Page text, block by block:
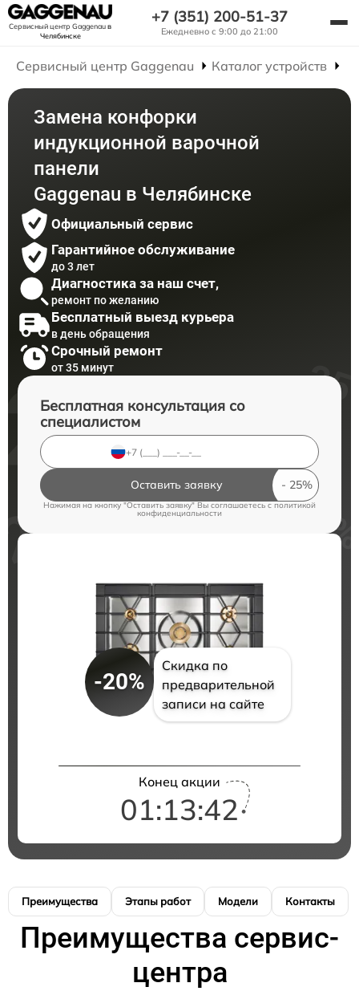
Сервисный центр Gaggenauв
Челябинске
+7 (351) 200-51-37
Ежедневно с 9:00 до 21:00
Сервисный центр Gaggenau Каталог устройств
Замена конфорки
индукционной варочной
панели
Gaggenau в Челябинске
Официальный сервис
Гарантийное обслуживание
до 3 лет
Диагностика за наш счет,
ремонт по желанию
Бесплатный выезд курьера
в день обращения
Срочный ремонт
от 35 минут
Бесплатная консультация со
специалистом
Оставить заявку
Нажимая на кнопку "Оставить заявку" Вы соглашаетесь c политикой
конфиденциальности
-20%
Скидка по
предварительной
записи на сайте
Конец акции
01:13:41
Преимущества Этапы работ Модели Контакты
Преимущества сервис-
центра